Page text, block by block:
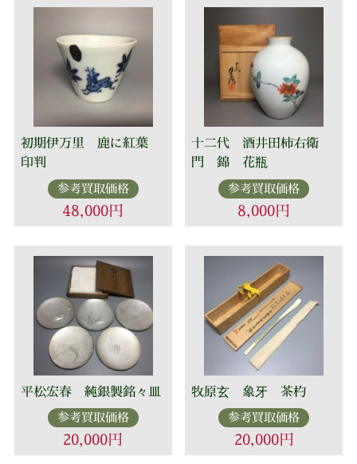
初期伊万里 鹿に紅葉
印判
参考買取価格
48,000円
十二代 酒井田柿右衛
門 錦 花瓶
参考買取価格
8,000円
平松宏春 純銀製銘々皿
参考買取価格
20,000円
牧原玄 象牙 茶杓
参考買取価格
20,000円